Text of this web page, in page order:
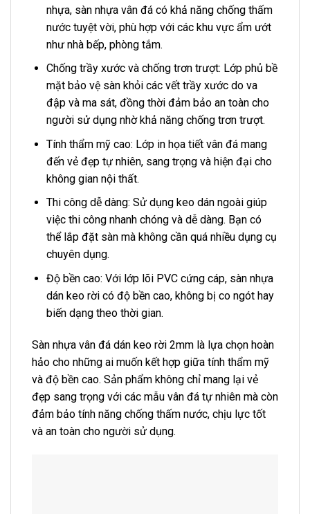
nhựa, sàn nhựa vân đá có khả năng chống thấm
nước tuyệt vời, phù hợp với các khu vực ẩm ướt
như nhà bếp, phòng tắm.
Chống trầy xước và chống trơn trượt: Lớp phủ bề
mặt bảo vệ sàn khỏi các vết trầy xước do va
đập và ma sát, đồng thời đảm bảo an toàn cho
người sử dụng nhờ khả năng chống trơn trượt.
Tính thẩm mỹ cao: Lớp in họa tiết vân đá mang
đến vẻ đẹp tự nhiên, sang trọng và hiện đại cho
không gian nội thất.
Thi công dễ dàng: Sử dụng keo dán ngoài giúp
việc thi công nhanh chóng và dễ dàng. Bạn có
thể lắp đặt sàn mà không cần quá nhiều dụng cụ
chuyên dụng.
Độ bền cao: Với lớp lõi PVC cứng cáp, sàn nhựa
dán keo rời có độ bền cao, không bị co ngót hay
biến dạng theo thời gian.
Sàn nhựa vân đá dán keo rời 2mm là lựa chọn hoàn
hảo cho những ai muốn kết hợp giữa tính thẩm mỹ
và độ bền cao. Sản phẩm không chỉ mang lại vẻ
đẹp sang trọng với các mẫu vân đá tự nhiên mà còn
đảm bảo tính năng chống thấm nước, chịu lực tốt
và an toàn cho người sử dụng.